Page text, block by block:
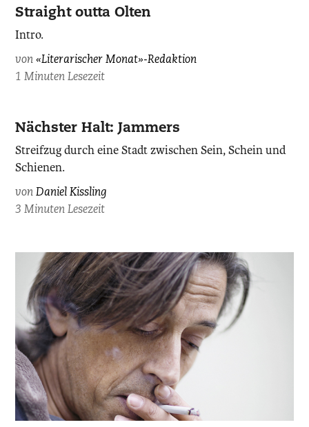
Straight outta Olten
Intro.
von«Literarischer Monat»-Redaktion
1 Minuten Lesezeit
Nächster Halt: Jammers
Streifzug durch eine Stadt zwischen Sein, Schein und
Schienen.
vonDaniel Kissling
3 Minuten Lesezeit